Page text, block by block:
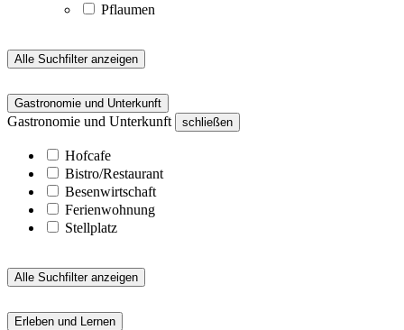
Pflaumen
Alle Suchfilter anzeigen
Gastronomie und Unterkunft
Gastronomie und Unterkunft schließen
Hofcafe
Bistro/Restaurant
Besenwirtschaft
Ferienwohnung
Stellplatz
Alle Suchfilter anzeigen
Erleben und Lernen